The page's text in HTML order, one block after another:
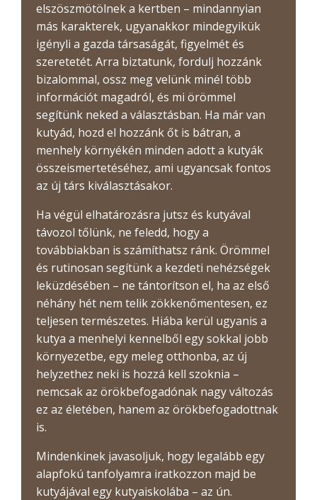
elszöszmötölnek a kertben – mindannyian
más karakterek, ugyanakkor mindegyikük
igényli a gazda társaságát, figyelmét és
szeretetét. Arra biztatunk, fordulj hozzánk
bizalommal, ossz meg velünk minél több
információt magadról, és mi örömmel
segítünk neked a választásban. Ha már van
kutyád, hozd el hozzánk őt is bátran, a
menhely környékén minden adott a kutyák
összeismertetéséhez, ami ugyancsak fontos
az új társ kiválasztásakor.
Ha végül elhatározásra jutsz és kutyával
távozol tőlünk, ne feledd, hogy a
továbbiakban is számíthatsz ránk. Örömmel
és rutinosan segítünk a kezdeti nehézségek
leküzdésében – ne tántorítson el, ha az első
néhány hét nem telik zökkenőmentesen, ez
teljesen természetes. Hiába kerül ugyanis a
kutya a menhelyi kennelből egy sokkal jobb
környezetbe, egy meleg otthonba, az új
helyzethez neki is hozzá kell szoknia –
nemcsak az örökbefogadónak nagy változás
ez az életében, hanem az örökbefogadottnak
is.
Mindenkinek javasoljuk, hogy legalább egy
alapfokú tanfolyamra iratkozzon majd be
kutyájával egy kutyaiskolába – az ún.